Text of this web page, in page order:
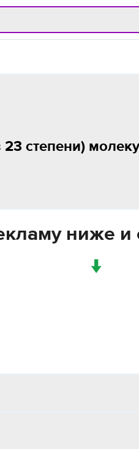
23 степени)
ниже и
↓